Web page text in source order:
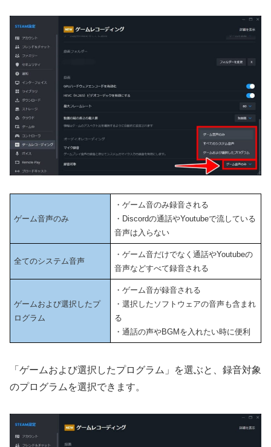
ゲーム音声のみ
・ゲーム音のみ録音される
・Discordの通話やYoutubeで流している
音声は入らない
全てのシステム音声
・ゲーム音だけでなく通話やYoutubeの
音声などすべて録音される
ゲームおよび選択したプ
ログラム
・ゲーム音が録音される
・選択したソフトウェアの音声も含まれ
る
・通話の声やBGMを入れたい時に便利
「ゲームおよび選択したプログラム」を選ぶと、録音対象
のプログラムを選択できます。